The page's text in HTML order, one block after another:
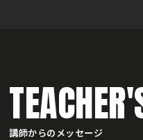
講師からのメッセージ